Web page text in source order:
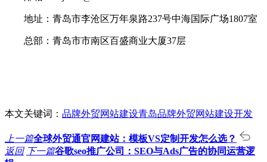
地址：青岛市李沧区万年泉路237号中海国际广场1807室
总部：青岛市市南区百盛商业大厦37层
本文关键词： 品牌外贸网站建设青岛品牌外贸网站建设开发
上一篇全球外贸通官网建站：模板VS定制开发怎么选？
返回 下一篇谷歌seo推广公司：SEO与Ads广告的协同运营逻